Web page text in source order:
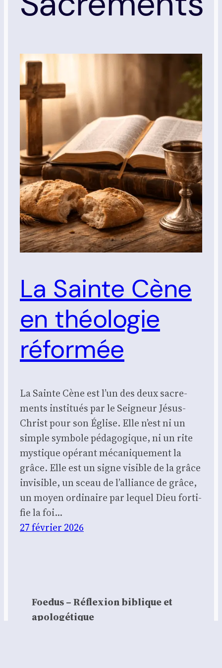
La Sainte Cène
en théologie
réformée
La Sainte Cène est l’un des deux sacre­
ments ins­ti­tués par le Sei­gneur Jésus-
Christ pour son Église. Elle n’est ni un
simple sym­bole péda­go­gique, ni un rite
mys­tique opé­rant méca­ni­que­ment la
grâce. Elle est un signe visible de la grâce
invi­sible, un sceau de l’alliance de grâce,
un moyen ordi­naire par lequel Dieu for­ti­
fie la foi…
27 février 2026
Foedus – Réflexion biblique et
apologétique